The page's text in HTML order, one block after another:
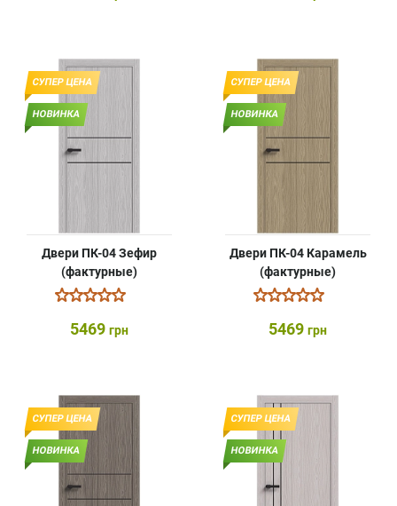
СУПЕР ЦЕНА
НОВИНКА
Двери ПК-04 Зефир
(фактурные)
5469 грн
СУПЕР ЦЕНА
НОВИНКА
Двери ПК-04 Карамель
(фактурные)
5469 грн
СУПЕР ЦЕНА
НОВИНКА
СУПЕР ЦЕНА
НОВИНКА